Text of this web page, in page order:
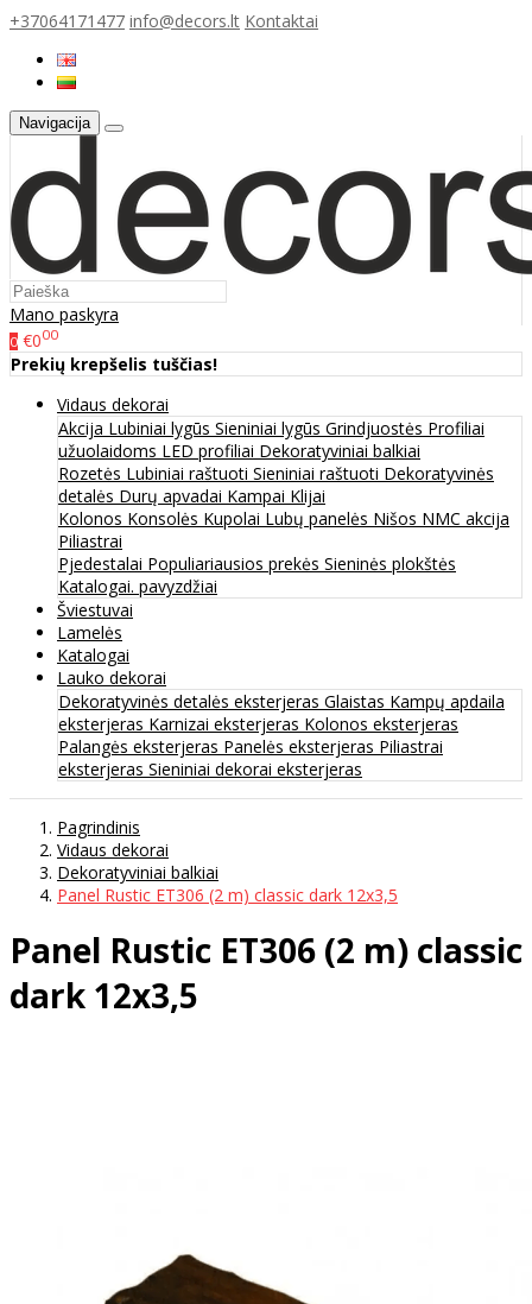
+37064171477 info@decors.lt Kontaktai
Navigacija
Mano paskyra
0 €000
Prekių krepšelis tuščias!
Vidaus dekorai
Akcija Lubiniai lygūs Sieniniai lygūs Grindjuostės Profiliai
užuolaidoms LED profiliai Dekoratyviniai balkiai
Rozetės Lubiniai raštuoti Sieniniai raštuoti Dekoratyvinės
detalės Durų apvadai Kampai Klijai
Kolonos Konsolės Kupolai Lubų panelės Nišos NMC akcija
Piliastrai
Pjedestalai Populiariausios prekės Sieninės plokštės
Katalogai. pavyzdžiai
Šviestuvai
Lamelės
Katalogai
Lauko dekorai
Dekoratyvinės detalės eksterjeras Glaistas Kampų apdaila
eksterjeras Karnizai eksterjeras Kolonos eksterjeras
Palangės eksterjeras Panelės eksterjeras Piliastrai
eksterjeras Sieniniai dekorai eksterjeras
Pagrindinis
Vidaus dekorai
Dekoratyviniai balkiai
Panel Rustic ET306 (2 m) classic dark 12х3,5
Panel Rustic ET306 (2 m) classic
dark 12х3,5